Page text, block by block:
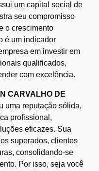
um capital social de
seu compromisso
o crescimento
é um indicador
em investir em
qualificados,
com excelência.
CARVALHO DE
uma reputação sólida,
profissional,
eficazes. Sua
superados, clientes
consolidando-se
Por isso, seja você